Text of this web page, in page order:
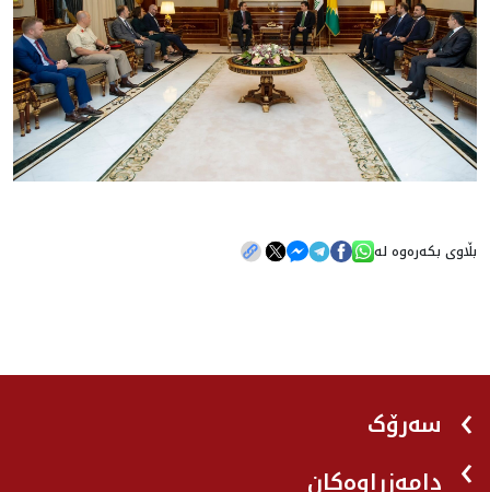
بڵاوی بکەرەوە لە
سەرۆک
دامەزراوەکان